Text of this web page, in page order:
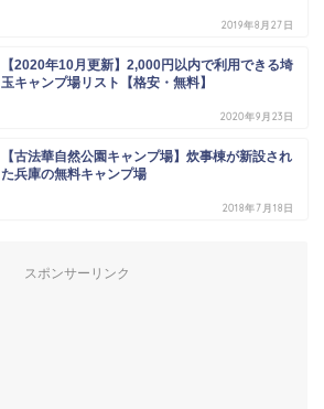
2019年8月27日
【2020年10月更新】2,000円以内で利用できる埼
玉キャンプ場リスト【格安・無料】
2020年9月23日
【古法華自然公園キャンプ場】炊事棟が新設され
た兵庫の無料キャンプ場
2018年7月18日
スポンサーリンク